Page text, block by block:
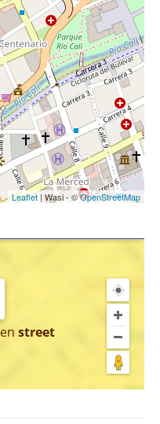
Leaflet | Wasi - ©OpenStreetMap
en street